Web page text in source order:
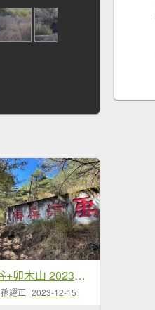
楓之谷+卯木山 20231211
孫耀正 2023-12-15